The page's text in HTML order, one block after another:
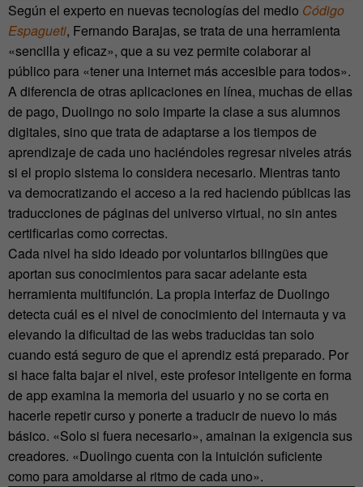
Según el experto en nuevas tecnologías del medio Código
Espagueti, Fernando Barajas, se trata de una herramienta
«sencilla y eficaz», que a su vez permite colaborar al
público para «tener una internet más accesible para todos».
A diferencia de otras aplicaciones en línea, muchas de ellas
de pago, Duolingo no solo imparte la clase a sus alumnos
digitales, sino que trata de adaptarse a los tiempos de
aprendizaje de cada uno haciéndoles regresar niveles atrás
si el propio sistema lo considera necesario. Mientras tanto
va democratizando el acceso a la red haciendo públicas las
traducciones de páginas del universo virtual, no sin antes
certificarlas como correctas.
Cada nivel ha sido ideado por voluntarios bilingües que
aportan sus conocimientos para sacar adelante esta
herramienta multifunción. La propia interfaz de Duolingo
detecta cuál es el nivel de conocimiento del internauta y va
elevando la dificultad de las webs traducidas tan solo
cuando está seguro de que el aprendiz está preparado. Por
si hace falta bajar el nivel, este profesor inteligente en forma
de app examina la memoria del usuario y no se corta en
hacerle repetir curso y ponerte a traducir de nuevo lo más
básico. «Solo si fuera necesario», amainan la exigencia sus
creadores. «Duolingo cuenta con la intuición suficiente
como para amoldarse al ritmo de cada uno».